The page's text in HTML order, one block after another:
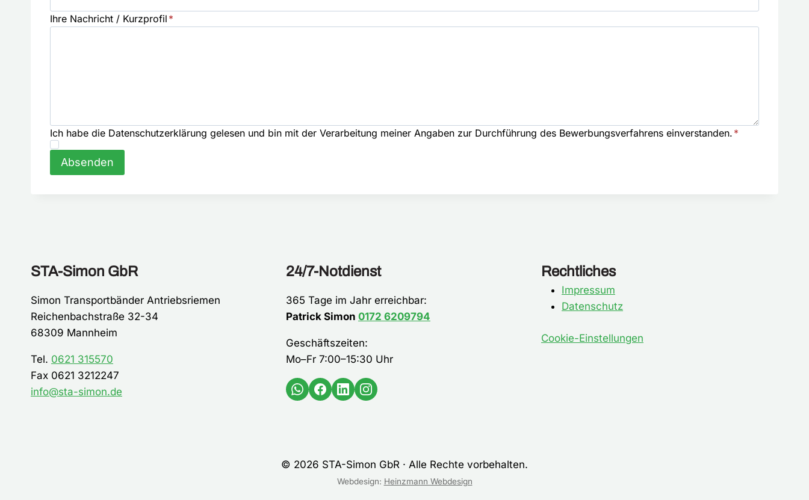
Ihre Nachricht / Kurzprofil *
Ich habe die Datenschutzerklärung gelesen und bin mit der Verarbeitung meiner Angaben zur Durchführung des Bewerbungsverfahrens einverstanden. *
Absenden
STA-Simon GbR
Simon Transportbänder Antriebsriemen
Reichenbachstraße 32-34
68309 Mannheim
Tel. 0621 315570
Fax 0621 3212247
info@sta-simon.de
24/7-Notdienst
365 Tage im Jahr erreichbar:
Patrick Simon 0172 6209794
Geschäftszeiten:
Mo–Fr 7:00–15:30 Uhr
Rechtliches
Impressum
Datenschutz
Cookie-Einstellungen
© 2026 STA-Simon GbR · Alle Rechte vorbehalten.
Webdesign: Heinzmann Webdesign